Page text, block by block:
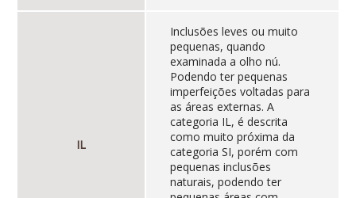
IL
Inclusões leves ou muito
pequenas, quando
examinada a olho nú.
Podendo ter pequenas
imperfeições voltadas para
as áreas externas. A
categoria IL, é descrita
como muito próxima da
categoria SI, porém com
pequenas inclusões
naturais, podendo ter